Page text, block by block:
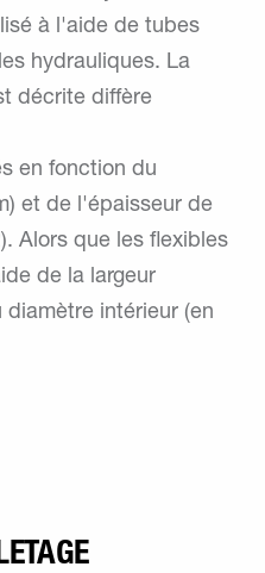
à l'aide de tubes
hydrauliques. La
décrite diffère
en fonction du
et de l'épaisseur de
Alors que les flexibles
de la largeur
diamètre intérieur (en